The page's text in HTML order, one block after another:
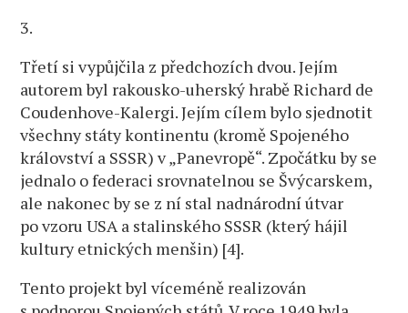
3.
Třetí si vypůjčila z předchozích dvou. Jejím
autorem byl rakousko-uherský hrabě Richard de
Coudenhove-Kalergi. Jejím cílem bylo sjednotit
všechny státy kontinentu (kromě Spojeného
království a SSSR) v „Panevropě“. Zpočátku by se
jednalo o federaci srovnatelnou se Švýcarskem,
ale nakonec by se z ní stal nadnárodní útvar
po vzoru USA a stalinského SSSR (který hájil
kultury etnických menšin) [4].
Tento projekt byl víceméně realizován